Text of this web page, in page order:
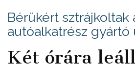
Bérükért sztrájkoltak
autóalkatrész gyártó
Két órára